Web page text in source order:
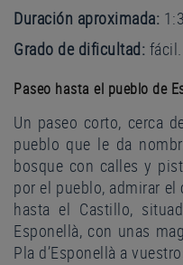
Duración aproximada:
Grado de dificultad: fácil.
Paseo hasta el pueblo de
Un paseo corto, cerca
pueblo que le da
bosque con calles y
por el pueblo, admirar
hasta el Castillo,
Esponellà, con unas
Pla d’Esponellà a